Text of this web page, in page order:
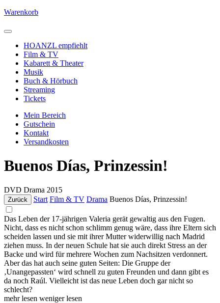
Warenkorb
HOANZL empfiehlt
Film & TV
Kabarett & Theater
Musik
Buch & Hörbuch
Streaming
Tickets
Mein Bereich
Gutschein
Kontakt
Versandkosten
Buenos Días, Prinzessin!
DVD Drama 2015
Zurück Start Film & TV Drama Buenos Días, Prinzessin!
Das Leben der 17-jährigen Valeria gerät gewaltig aus den Fugen.
Nicht, dass es nicht schon schlimm genug wäre, dass ihre Eltern sich
scheiden lassen und sie mit ihrer Mutter widerwillig nach Madrid
ziehen muss. In der neuen Schule hat sie auch direkt Stress an der
Backe und wird für mehrere Wochen zum Nachsitzen verdonnert.
Aber das hat auch seine guten Seiten: Die Gruppe der
‚Unangepassten‘ wird schnell zu guten Freunden und dann gibt es
da noch Raúl. Vielleicht ist das neue Leben doch gar nicht so
schlecht?
mehr lesen weniger lesen